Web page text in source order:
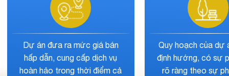
Nội khu, ngoại khu của dự án
hội tụ hàng loạt tiện ích dịch
vụ đẳng cấp nhằm đáp ứng
Quy
phẩm
tuyến